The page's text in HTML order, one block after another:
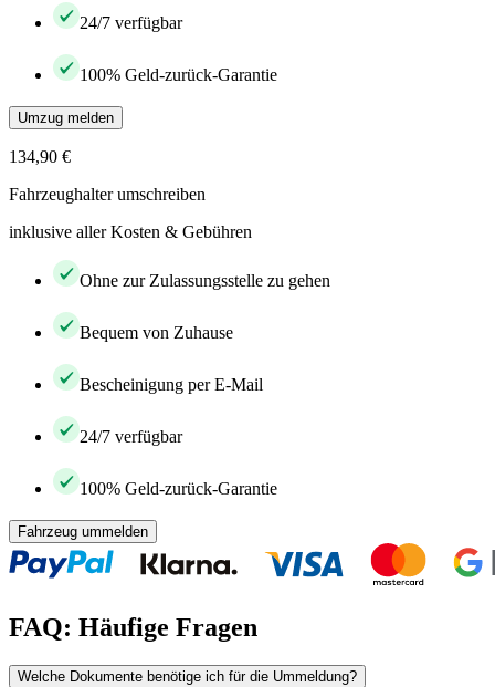
24/7 verfügbar
100% Geld-zurück-Garantie
Umzug melden
134,90 €
Fahrzeughalter umschreiben
inklusive aller Kosten & Gebühren
Ohne zur Zulassungsstelle zu gehen
Bequem von Zuhause
Bescheinigung per E-Mail
24/7 verfügbar
100% Geld-zurück-Garantie
Fahrzeug ummelden
FAQ: Häufige Fragen
Welche Dokumente benötige ich für die Ummeldung?